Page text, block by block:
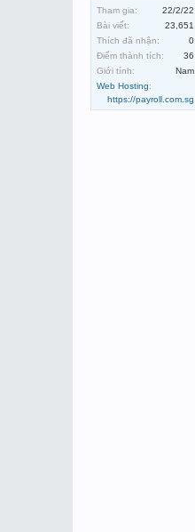
Tham gia:
22/2/22
Bài viết:
23,651
Thích đã nhận:
0
Điểm thành tích:
36
Giới tính:
Nam
Web Hosting:
https://payroll.com.sg